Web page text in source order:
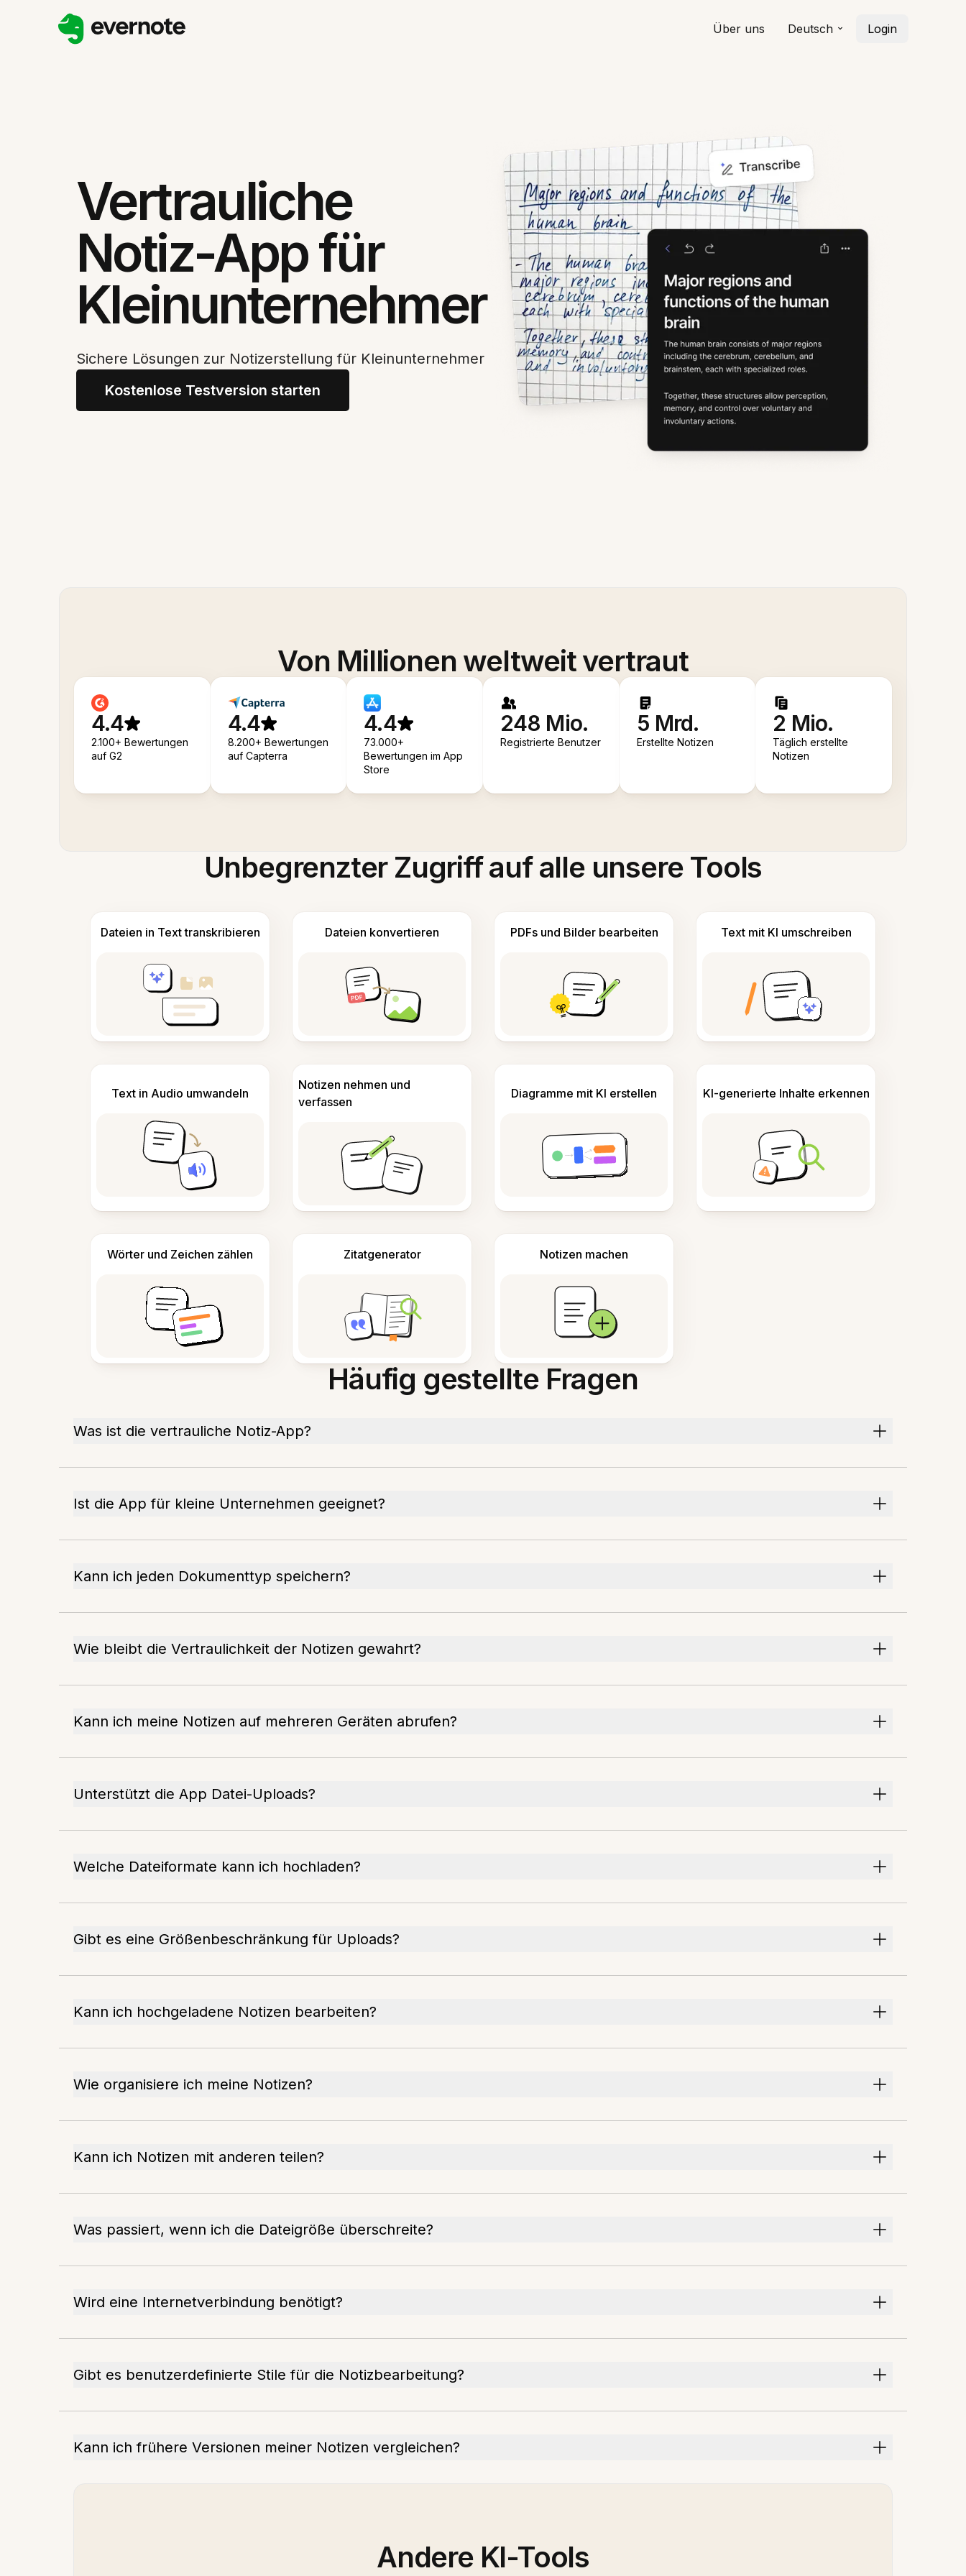
Über uns Deutsch Login
Vertrauliche
Notiz-App für
Kleinunternehmer
Sichere Lösungen zur Notizerstellung für Kleinunternehmer
Kostenlose Testversion starten
Von Millionen weltweit vertraut
4.4
2.100+ Bewertungen
auf G2
4.4
8.200+ Bewertungen
auf Capterra
4.4
73.000+
Bewertungen im App
Store
248 Mio.
Registrierte Benutzer
5 Mrd.
Erstellte Notizen
2 Mio.
Täglich erstellte
Notizen
Unbegrenzter Zugriff auf alle unsere Tools
Dateien in Text transkribieren Dateien konvertieren PDFs und Bilder bearbeiten Text mit KI umschreiben
Text in Audio umwandeln
Notizen nehmen und
verfassen
Diagramme mit KI erstellen KI-generierte Inhalte erkennen
Wörter und Zeichen zählen Zitatgenerator Notizen machen
Häufig gestellte Fragen
Was ist die vertrauliche Notiz-App?
Ist die App für kleine Unternehmen geeignet?
Kann ich jeden Dokumenttyp speichern?
Wie bleibt die Vertraulichkeit der Notizen gewahrt?
Kann ich meine Notizen auf mehreren Geräten abrufen?
Unterstützt die App Datei-Uploads?
Welche Dateiformate kann ich hochladen?
Gibt es eine Größenbeschränkung für Uploads?
Kann ich hochgeladene Notizen bearbeiten?
Wie organisiere ich meine Notizen?
Kann ich Notizen mit anderen teilen?
Was passiert, wenn ich die Dateigröße überschreite?
Wird eine Internetverbindung benötigt?
Gibt es benutzerdefinierte Stile für die Notizbearbeitung?
Kann ich frühere Versionen meiner Notizen vergleichen?
Andere KI-Tools